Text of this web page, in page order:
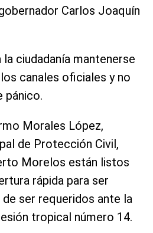
Carlos Joaquín
ciudadanía mantenerse
canales oficiales y no
pánico.
Morales López,
de Protección Civil,
Morelos están listos
rápida para ser
ser requeridos ante la
tropical número 14.